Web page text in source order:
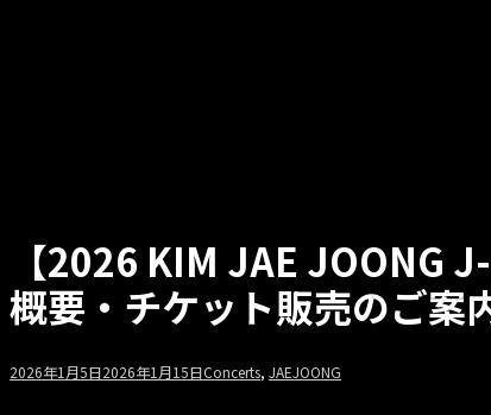
【2026 KIM JAE JOONG
概要・チケット販売のご案
2026年1月5日2026年1月15日Concerts, JAEJOONG